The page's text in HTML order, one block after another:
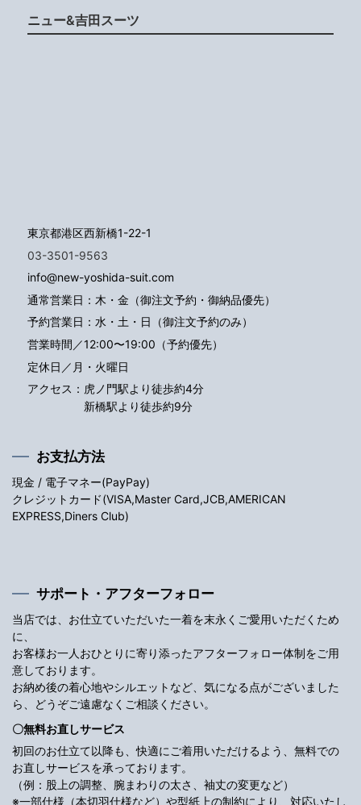
ニュー&吉田スーツ
東京都港区西新橋1-22-1
03-3501-9563
info@new-yoshida-suit.com
通常営業日：木・金（御注文予約・御納品優先）
予約営業日：水・土・日（御注文予約のみ）
営業時間／12:00〜19:00（予約優先）
定休日／月・火曜日
アクセス： 虎ノ門駅より徒歩約4分
新橋駅より徒歩約9分
お支払方法
現金 / 電子マネー(PayPay)
クレジットカード(VISA,Master Card,JCB,AMERICAN
EXPRESS,Diners Club)
サポート・アフターフォロー
当店では、お仕立ていただいた一着を末永くご愛用いただくため
に、
お客様お一人おひとりに寄り添ったアフターフォロー体制をご用
意しております。
お納め後の着心地やシルエットなど、気になる点がございました
ら、どうぞご遠慮なくご相談ください。
〇無料お直しサービス
初回のお仕立て以降も、快適にご着用いただけるよう、無料での
お直しサービスを承っております。
（例：股上の調整、腕まわりの太さ、袖丈の変更など）
※一部仕様（本切羽仕様など）や型紙上の制約により、対応いたし